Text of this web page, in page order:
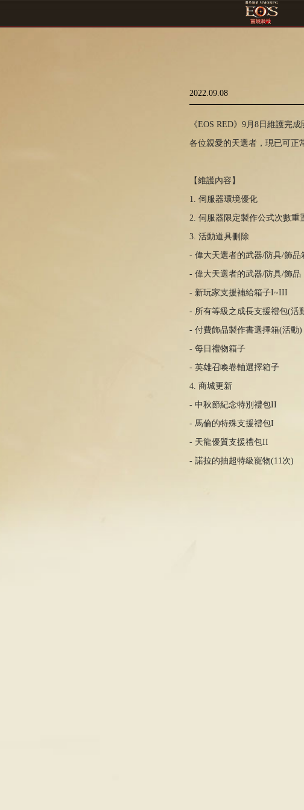
2022.09.08
《EOS RED》9月8日維護完
各位親愛的天選者，現已可正
【維護內容】
1. 伺服器環境優化
2. 伺服器限定製作公式次數重
3. 活動道具刪除
- 偉大天選者的武器/防具/飾品
- 偉大天選者的武器/防具/飾品
- 新玩家支援補給箱子I~III
- 所有等級之成長支援禮包(活
- 付費飾品製作書選擇箱(活動)
- 每日禮物箱子
- 英雄召喚卷軸選擇箱子
4. 商城更新
- 中秋節紀念特別禮包II
- 馬倫的特殊支援禮包I
- 天龍優質支援禮包II
- 諾拉的抽超特級寵物(11次)